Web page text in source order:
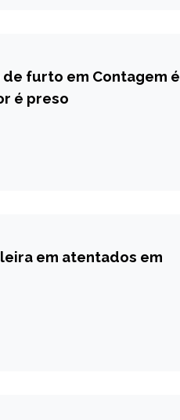
furto em Contagem é
é preso
em atentados em